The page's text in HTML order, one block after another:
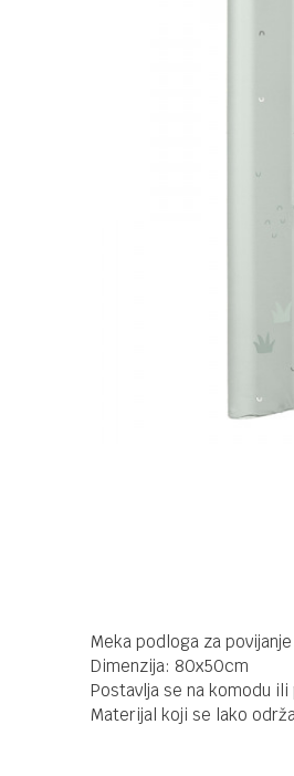
Meka podloga za
Dimenzija: 80x50cm
Postavlja se na komodu
Materijal koji se lako